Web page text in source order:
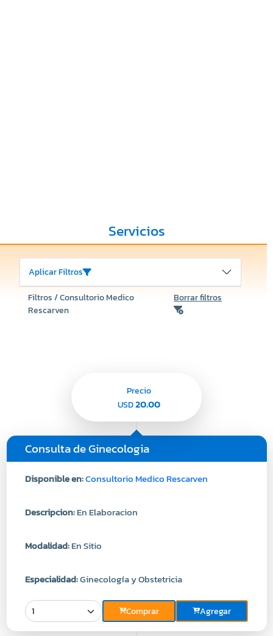
Servicios
Aplicar Filtros
Filtros / Consultorio Medico
Rescarven
Borrar filtros
Consulta de Ginecologia
Disponible en:Consultorio Medico Rescarven
Descripcion:En Elaboracion
Modalidad:En Sitio
Especialidad:Ginecología y Obstetricia
Comprar Agregar
Precio
USD20.00